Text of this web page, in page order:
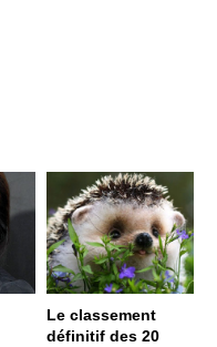
Le classement
définitif des 20